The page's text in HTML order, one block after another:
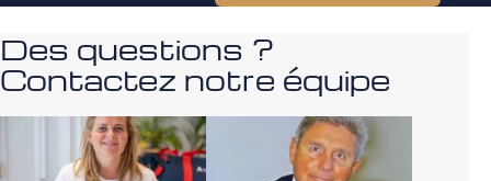
Des questions ?
Contactez notre équipe